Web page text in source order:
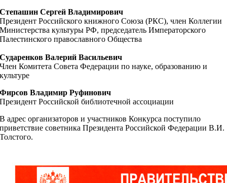
Степашин Сергей Владимирович
Президент Российского книжного Союза (РКС), член Коллегии
Министерства культуры РФ, председатель Императорского
Палестинского православного Общества
Сударенков Валерий Васильевич
Член Комитета Совета Федерации по науке, образованию и
культуре
Фирсов Владимир Руфинович
Президент Российской библиотечной ассоциации
В адрес организаторов и участников Конкурса поступило
приветствие советника Президента Российской Федерации В.И.
Толстого.